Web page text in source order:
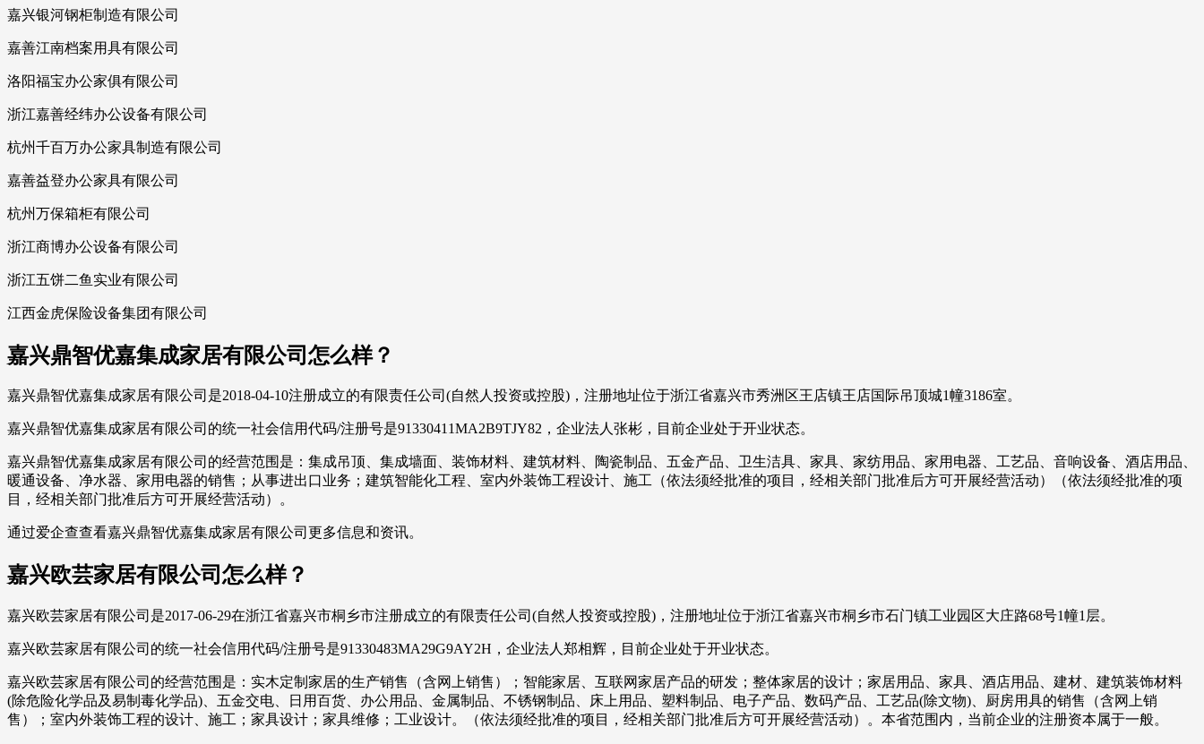
嘉兴银河钢柜制造有限公司
嘉善江南档案用具有限公司
洛阳福宝办公家俱有限公司
浙江嘉善经纬办公设备有限公司
杭州千百万办公家具制造有限公司
嘉善益登办公家具有限公司
杭州万保箱柜有限公司
浙江商博办公设备有限公司
浙江五饼二鱼实业有限公司
江西金虎保险设备集团有限公司
嘉兴鼎智优嘉集成家居有限公司怎么样？
嘉兴鼎智优嘉集成家居有限公司是2018-04-10注册成立的有限责任公司(自然人投资或控股)，注册地址位于浙江省嘉兴市秀洲区王店镇王店国际吊顶城1幢3186室。
嘉兴鼎智优嘉集成家居有限公司的统一社会信用代码/注册号是91330411MA2B9TJY82，企业法人张彬，目前企业处于开业状态。
嘉兴鼎智优嘉集成家居有限公司的经营范围是：集成吊顶、集成墙面、装饰材料、建筑材料、陶瓷制品、五金产品、卫生洁具、家具、家纺用品、家用电器、工艺品、音响设备、酒店用品、
暖通设备、净水器、家用电器的销售；从事进出口业务；建筑智能化工程、室内外装饰工程设计、施工（依法须经批准的项目，经相关部门批准后方可开展经营活动）（依法须经批准的项
目，经相关部门批准后方可开展经营活动）。
通过爱企查查看嘉兴鼎智优嘉集成家居有限公司更多信息和资讯。
嘉兴欧芸家居有限公司怎么样？
嘉兴欧芸家居有限公司是2017-06-29在浙江省嘉兴市桐乡市注册成立的有限责任公司(自然人投资或控股)，注册地址位于浙江省嘉兴市桐乡市石门镇工业园区大庄路68号1幢1层。
嘉兴欧芸家居有限公司的统一社会信用代码/注册号是91330483MA29G9AY2H，企业法人郑相辉，目前企业处于开业状态。
嘉兴欧芸家居有限公司的经营范围是：实木定制家居的生产销售（含网上销售）；智能家居、互联网家居产品的研发；整体家居的设计；家居用品、家具、酒店用品、建材、建筑装饰材料
(除危险化学品及易制毒化学品)、五金交电、日用百货、办公用品、金属制品、不锈钢制品、床上用品、塑料制品、电子产品、数码产品、工艺品(除文物)、厨房用具的销售（含网上销
售）；室内外装饰工程的设计、施工；家具设计；家具维修；工业设计。（依法须经批准的项目，经相关部门批准后方可开展经营活动）。本省范围内，当前企业的注册资本属于一般。